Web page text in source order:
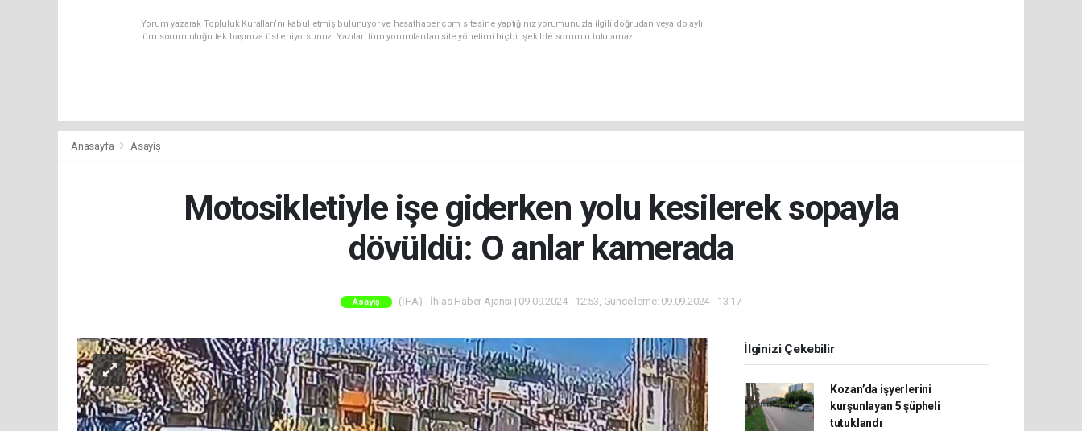
Yorum yazarak Topluluk Kuralları’nı kabul etmiş bulunuyor ve hasathaber.com sitesine yaptığınız yorumunuzla ilgili doğrudan veya dolaylı
tüm sorumluluğu tek başınıza üstleniyorsunuz. Yazılan tüm yorumlardan site yönetimi hiçbir şekilde sorumlu tutulamaz.
Anasayfa Asayiş
Motosikletiyle işe giderken yolu kesilerek sopayla
dövüldü: O anlar kamerada
Asayiş (İHA) - İhlas Haber Ajansı | 09.09.2024 - 12:53, Güncelleme: 09.09.2024 - 13:17
İlginizi Çekebilir
Kozan’da işyerlerini
kurşunlayan 5 şüpheli
tutuklandı